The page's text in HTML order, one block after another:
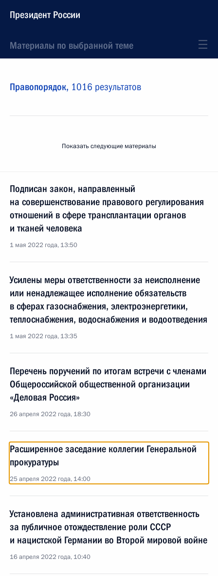
Президент России
Материалы по выбранной теме
Правопорядок, 1016 результатов
Показать следующие материалы
Подписан закон, направленный
на совершенствование правового регулирования
отношений в сфере трансплантации органов
и тканей человека
1 мая 2022 года, 13:50
Усилены меры ответственности за неисполнение
или ненадлежащее исполнение обязательств
в сферах газоснабжения, электроэнергетики,
теплоснабжения, водоснабжения и водоотведения
1 мая 2022 года, 13:35
Перечень поручений по итогам встречи с членами
Общероссийской общественной организации
«Деловая Россия»
26 апреля 2022 года, 18:30
Расширенное заседание коллегии Генеральной
прокуратуры
25 апреля 2022 года, 14:00
Установлена административная ответственность
за публичное отождествление роли СССР
и нацистской Германии во Второй мировой войне
16 апреля 2022 года, 10:40